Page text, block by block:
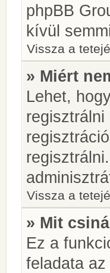
phpBB
kívül
Vissza a
» Miért
Lehet,
Vissza a
» Mit
Ez a
feladata